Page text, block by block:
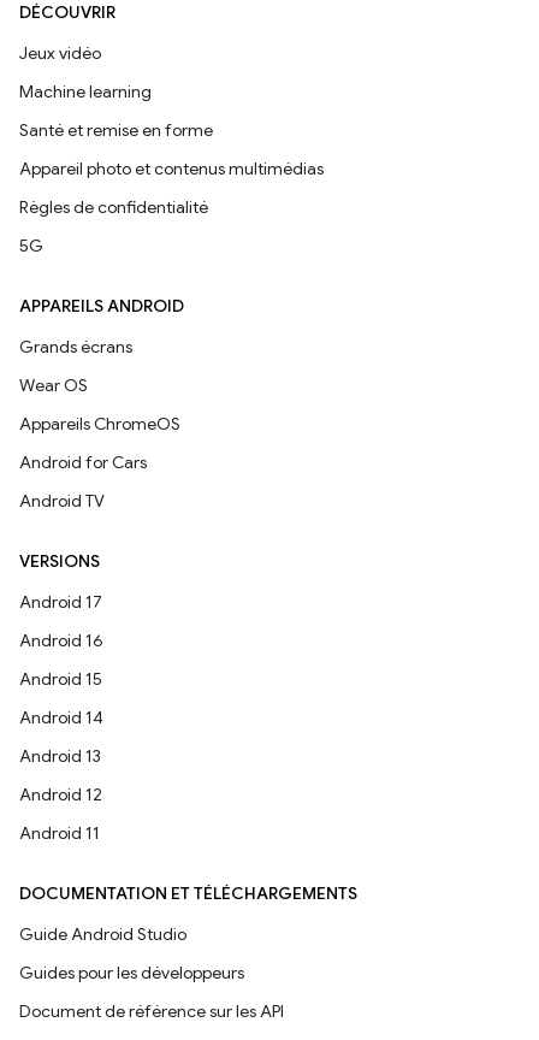
DÉCOUVRIR
Jeux vidéo
Machine learning
Santé et remise en forme
Appareil photo et contenus multimédias
Règles de confidentialité
5G
APPAREILS ANDROID
Grands écrans
Wear OS
Appareils ChromeOS
Android for Cars
Android TV
VERSIONS
Android 17
Android 16
Android 15
Android 14
Android 13
Android 12
Android 11
DOCUMENTATION ET TÉLÉCHARGEMENTS
Guide Android Studio
Guides pour les développeurs
Document de référence sur les API